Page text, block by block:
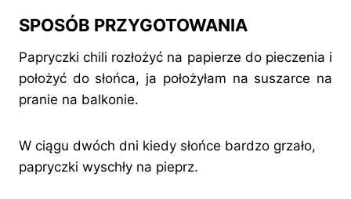
SPOSÓB PRZYGOTOWANIA
Papryczki chili rozłożyć na papierze do pieczenia i
położyć do słońca, ja położyłam na suszarce na
pranie na balkonie.
W ciągu dwóch dni kiedy słońce bardzo grzało,
papryczki wyschły na pieprz.